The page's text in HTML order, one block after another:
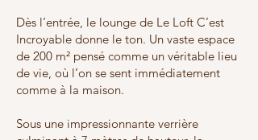
Dès l’entrée, le lounge de Le Loft C’est
Incroyable donne le ton. Un vaste espace
de 200 m² pensé comme un véritable lieu
de vie, où l’on se sent immédiatement
comme à la maison.
Sous une impressionnante verrière